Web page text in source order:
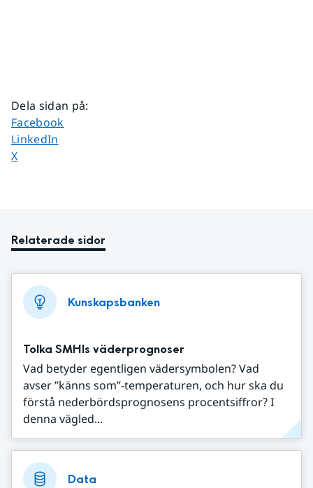
Dela sidan på:
Dela sidan på
Facebook
Dela sidan på
LinkedIn
Dela sidan på
X
Relaterade sidor
Kunskapsbanken
Tolka SMHIs väderprognoser
Vad betyder egentligen vädersymbolen? Vad
avser ”känns som”-temperaturen, och hur ska du
förstå nederbördsprognosens procentsiffror? I
denna vägled...
Data